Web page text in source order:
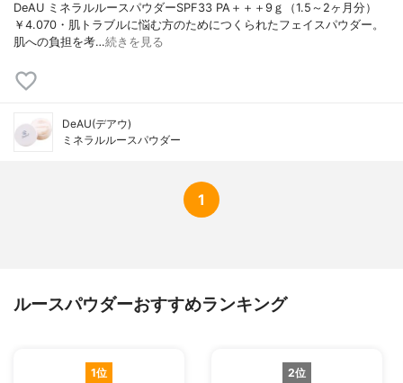
DeAU ミネラルルースパウダーSPF33 PA＋＋＋9ｇ（1.5～2ヶ月分）
￥4.070・肌トラブルに悩む方のためにつくられたフェイスパウダー。
肌への負担を考…続きを見る
DeAU(デアウ)
ミネラルルースパウダー
1
ルースパウダーおすすめランキング
1位 2位